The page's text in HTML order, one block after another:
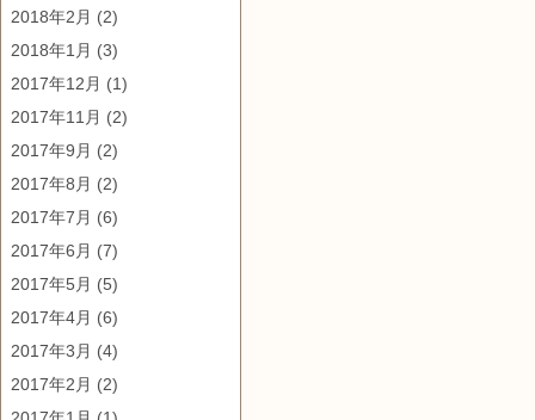
2018年2月 (2)
2018年1月 (3)
2017年12月 (1)
2017年11月 (2)
2017年9月 (2)
2017年8月 (2)
2017年7月 (6)
2017年6月 (7)
2017年5月 (5)
2017年4月 (6)
2017年3月 (4)
2017年2月 (2)